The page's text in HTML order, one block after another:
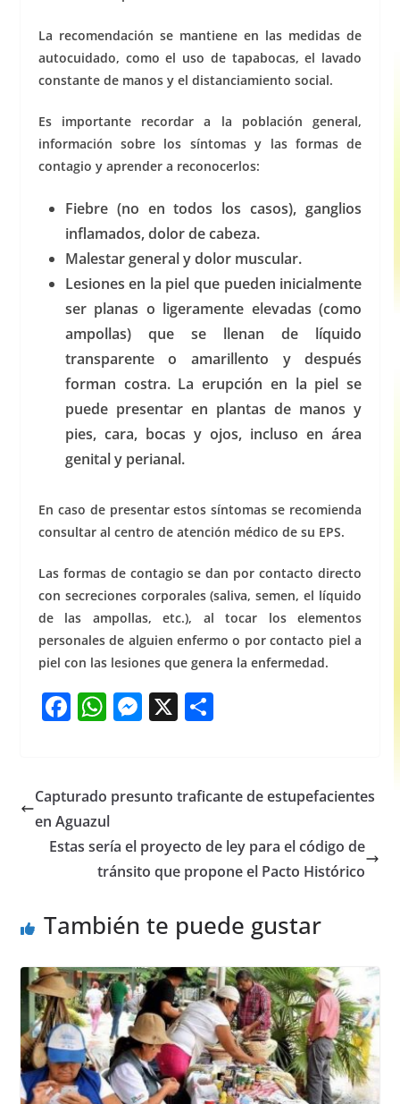
La recomendación se mantiene en las medidas de
autocuidado, como el uso de tapabocas, el lavado
constante de manos y el distanciamiento social.
Es importante recordar a la población general,
información sobre los síntomas y las formas de
contagio y aprender a reconocerlos:
Fiebre (no en todos los casos), ganglios
inflamados, dolor de cabeza.
Malestar general y dolor muscular.
Lesiones en la piel que pueden inicialmente
ser planas o ligeramente elevadas (como
ampollas) que se llenan de líquido
transparente o amarillento y después
forman costra. La erupción en la piel se
puede presentar en plantas de manos y
pies, cara, bocas y ojos, incluso en área
genital y perianal.
En caso de presentar estos síntomas se recomienda
consultar al centro de atención médico de su EPS.
Las formas de contagio se dan por contacto directo
con secreciones corporales (saliva, semen, el líquido
de las ampollas, etc.), al tocar los elementos
personales de alguien enfermo o por contacto piel a
piel con las lesiones que genera la enfermedad.
F
e
b
o
W
s
A
p
p
M
e
g
er
X S
e
Capturado presunto traficante de estupefacientes
en Aguazul
Estas sería el proyecto de ley para el código de
tránsito que propone el Pacto Histórico
También te puede gustar